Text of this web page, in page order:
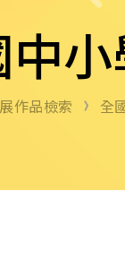
中
作品檢索 全